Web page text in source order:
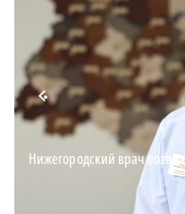
Нижегородский врач